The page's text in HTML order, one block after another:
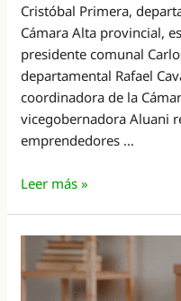
Cristóbal Primera,
Cámara Alta provincial,
presidente comunal
departamental Rafael
coordinadora de la
vicegobernadora Aluani
emprendedores …
La
Festival
del
Leer más »